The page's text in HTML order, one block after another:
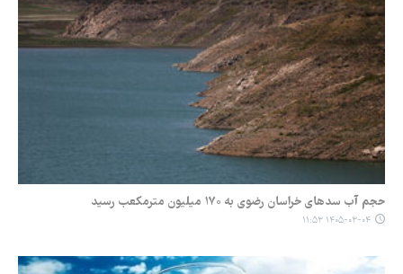
حجم آب سدهای خراسان رضوی به ۱۷۰ میلیون مترمکعب رسید
۱۴۰۵-۰۳-۰۴ ۱۱:۵۳